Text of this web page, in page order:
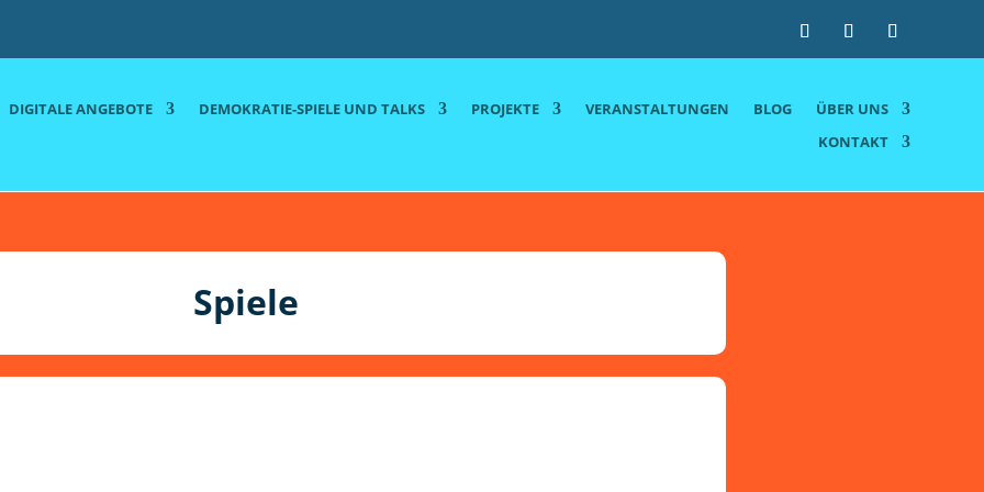
DIGITALE ANGEBOTE DEMOKRATIE-SPIELE UND TALKS PROJEKTE VERANSTALTUNGEN BLOG
ÜBER UNS
KONTAKT
Spiele